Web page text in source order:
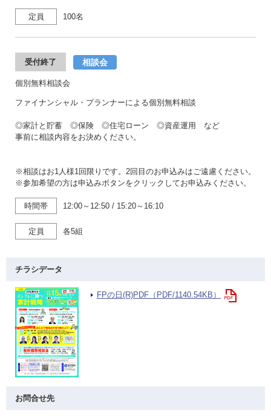
定員 100名
受付終了 相談会
個別無料相談会
ファイナンシャル・プランナーによる個別無料相談
◎家計と貯蓄 ◎保険 ◎住宅ローン ◎資産運用 など
事前に相談内容をお決めください。
※相談はお1人様1回限りです。2回目のお申込みはご遠慮ください。
※参加希望の方は申込みボタンをクリックしてお申込みください。
時間帯 12:00～12:50 / 15:20～16:10
定員 各5組
チラシデータ
FPの日(R)PDF（PDF/1140.54KB）
お問合せ先